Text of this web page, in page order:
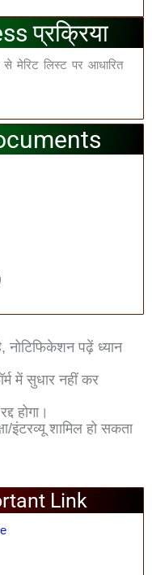
प्रक्रिया
से मेरिट लिस्ट पर आधारित
नोटिफिकेशन पढ़ें ध्यान
में सुधार नहीं कर
होगा।
इंटरव्यू शामिल हो सकता
Link